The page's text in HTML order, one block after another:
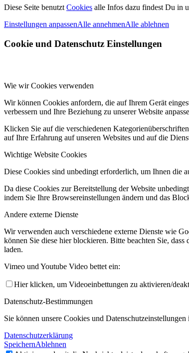
Diese Seite benutzt Cookies alle Infos dazu findest Du in
Einstellungen anpassenAlle annehmenAlle ablehnen
Cookie und Datenschutz Einstellungen
Wie wir Cookies verwenden
Wir können Cookies anfordern, die auf Ihrem Gerät
verbessern und Ihre Beziehung zu unserer Website
Klicken Sie auf die verschiedenen
auf Ihre Erfahrung auf unseren Websites und auf die
Wichtige Website Cookies
Diese Cookies sind unbedingt erforderlich, um Ihnen die
Da diese Cookies zur Bereitstellung der Website
indem Sie Ihre Browsereinstellungen ändern und das
Andere externe Dienste
Wir verwenden auch verschiedene externe Dienste wie
können Sie diese hier blockieren. Bitte beachten Sie,
laden.
Vimeo und Youtube Video bettet ein:
Hier klicken, um Videoeinbettungen zu aktivieren/
Datenschutz-Bestimmungen
Sie können unsere Cookies und
Datenschutzerklärung
SpeichernAblehnen